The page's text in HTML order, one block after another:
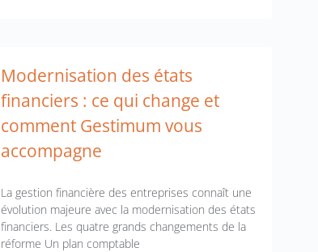
Modernisation des états
financiers : ce qui change et
comment Gestimum vous
accompagne
La gestion financière des entreprises connaît une
évolution majeure avec la modernisation des états
financiers. Les quatre grands changements de la
réforme Un plan comptable